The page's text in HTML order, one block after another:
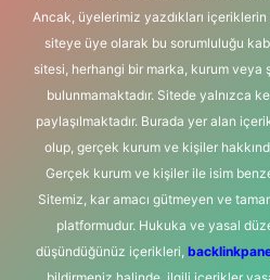
Ancak, üyelerimiz yazdıkları
siteye üye olarak bu sorumluluğu
sitesi, herhangi bir marka, kurum veya
bulunmamaktadır. Sitede yalnızca
paylaşılmaktadır. Burada yer alan
olup, gerçek kurum ve kişiler
Gerçek kurum ve kişiler ile isim
Sitemiz, kar amacı gütmeyen ve
platformudur. Hukuka ve yasal
düşündüğünüz içerikleri,